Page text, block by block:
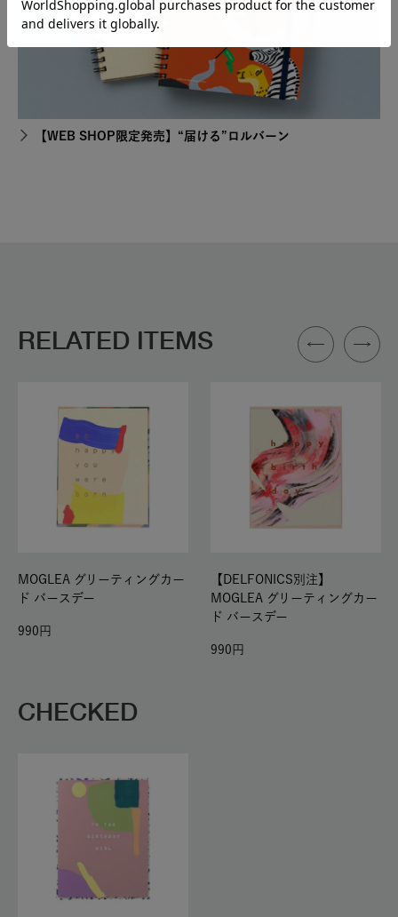
【WEB SHOP限定発売】“届ける”ロルバーン
RELATED ITEMS
MOGLEA グリーティングカー
ド バースデー
990
【DELFONICS別注】
MOGLEA グリーティングカー
ド バースデー
990
CHECKED